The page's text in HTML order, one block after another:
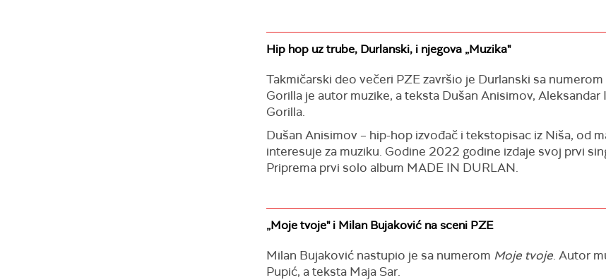
Hip hop uz trube, Durlanski, i njegova „Muzika"
Takmičarski deo večeri PZE završio je Durlanski sa numerom
Gorilla je autor muzike, a teksta Dušan Anisimov, Aleksandar
Gorilla.
Dušan Anisimov – hip-hop izvođač i tekstopisac iz Niša, od
interesuje za muziku. Godine 2022 godine izdaje svoj prvi
Priprema prvi solo album MADE IN DURLAN.
„Moje tvoje" i Milan Bujaković na sceni PZE
Milan Bujaković nastupio je sa numerom Moje tvoje. Autor
Pupić, a teksta Maja Sar.